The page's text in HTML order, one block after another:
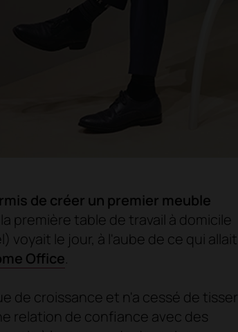
de créer un premier meuble
première table de travail à domicile
voyait le jour, à l'aube de ce qui allait
Office.
de croissance et n'a cessé de tisser
relation de confiance avec des